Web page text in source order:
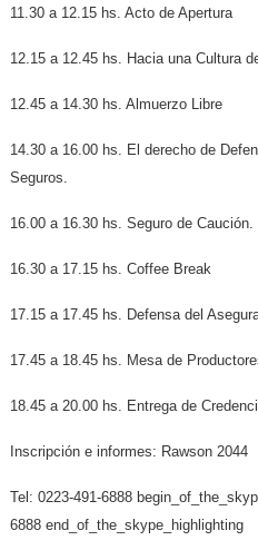
11.30 a 12.15 hs. Acto de Apertura
12.15 a 12.45 hs. Hacia una Cultura
12.45 a 14.30 hs. Almuerzo Libre
14.30 a 16.00 hs. El derecho de
Seguros.
16.00 a 16.30 hs. Seguro de
16.30 a 17.15 hs. Coffee Break
17.15 a 17.45 hs. Defensa del
17.45 a 18.45 hs. Mesa de
18.45 a 20.00 hs. Entrega de
Inscripción e informes: Rawson 2044
Tel: 0223-491-6888
6888end_of_the_skype_highlighting